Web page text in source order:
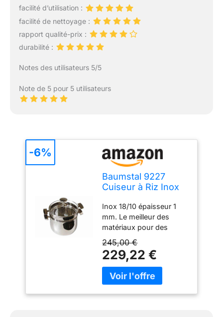
facilité d’utilisation :
facilité de nettoyage :
rapport qualité-prix :
durabilité :
Notes des utilisateurs 5/5
Note de 5 pour 5 utilisateurs
Baumstal 9227
Cuiseur à Riz Inox
Métallisé
Inox 18/10 épaisseur 1
mm. Le meilleur des
matériaux pour des
ustensiles de cuisson
robustes et sains.
Garantie : A vie Capacité:
3,5 Litre(s) Matière : Inox
18/10 Description du
245,00 €
229,22 €
-6%